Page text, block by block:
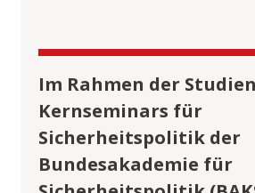
Im Rahmen der
Kernseminars für
Sicherheitspolitik der
Bundesakademie für